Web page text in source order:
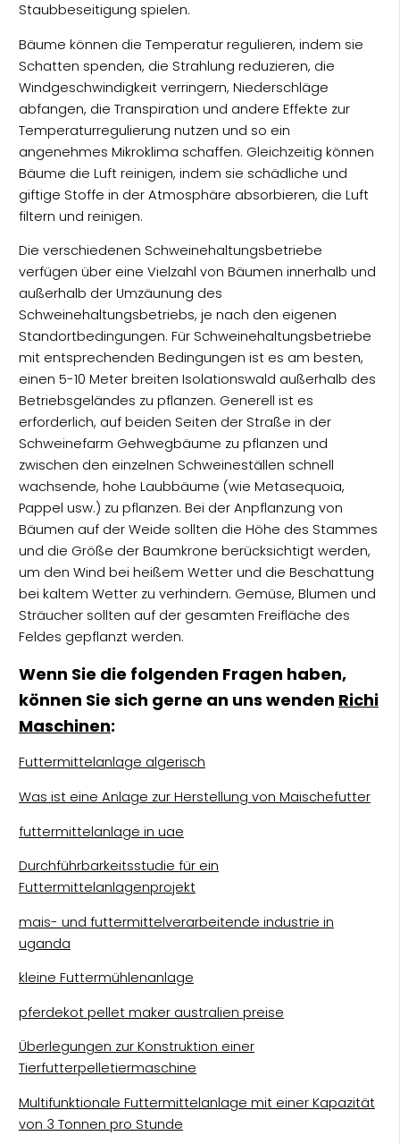
Staubbeseitigung spielen.
Bäume können die Temperatur regulieren, indem sie
Schatten spenden, die Strahlung reduzieren, die
Windgeschwindigkeit verringern, Niederschläge
abfangen, die Transpiration und andere Effekte zur
Temperaturregulierung nutzen und so ein
angenehmes Mikroklima schaffen. Gleichzeitig können
Bäume die Luft reinigen, indem sie schädliche und
giftige Stoffe in der Atmosphäre absorbieren, die Luft
filtern und reinigen.
Die verschiedenen Schweinehaltungsbetriebe
verfügen über eine Vielzahl von Bäumen innerhalb und
außerhalb der Umzäunung des
Schweinehaltungsbetriebs, je nach den eigenen
Standortbedingungen. Für Schweinehaltungsbetriebe
mit entsprechenden Bedingungen ist es am besten,
einen 5-10 Meter breiten Isolationswald außerhalb des
Betriebsgeländes zu pflanzen. Generell ist es
erforderlich, auf beiden Seiten der Straße in der
Schweinefarm Gehwegbäume zu pflanzen und
zwischen den einzelnen Schweineställen schnell
wachsende, hohe Laubbäume (wie Metasequoia,
Pappel usw.) zu pflanzen. Bei der Anpflanzung von
Bäumen auf der Weide sollten die Höhe des Stammes
und die Größe der Baumkrone berücksichtigt werden,
um den Wind bei heißem Wetter und die Beschattung
bei kaltem Wetter zu verhindern. Gemüse, Blumen und
Sträucher sollten auf der gesamten Freifläche des
Feldes gepflanzt werden.
Wenn Sie die folgenden Fragen haben,
können Sie sich gerne an uns wenden Richi
Maschinen:
Futtermittelanlage algerisch
Was ist eine Anlage zur Herstellung von Maischefutter
futtermittelanlage in uae
Durchführbarkeitsstudie für ein
Futtermittelanlagenprojekt
mais- und futtermittelverarbeitende industrie in
uganda
kleine Futtermühlenanlage
pferdekot pellet maker australien preise
Überlegungen zur Konstruktion einer
Tierfutterpelletiermaschine
Multifunktionale Futtermittelanlage mit einer Kapazität
von 3 Tonnen pro Stunde